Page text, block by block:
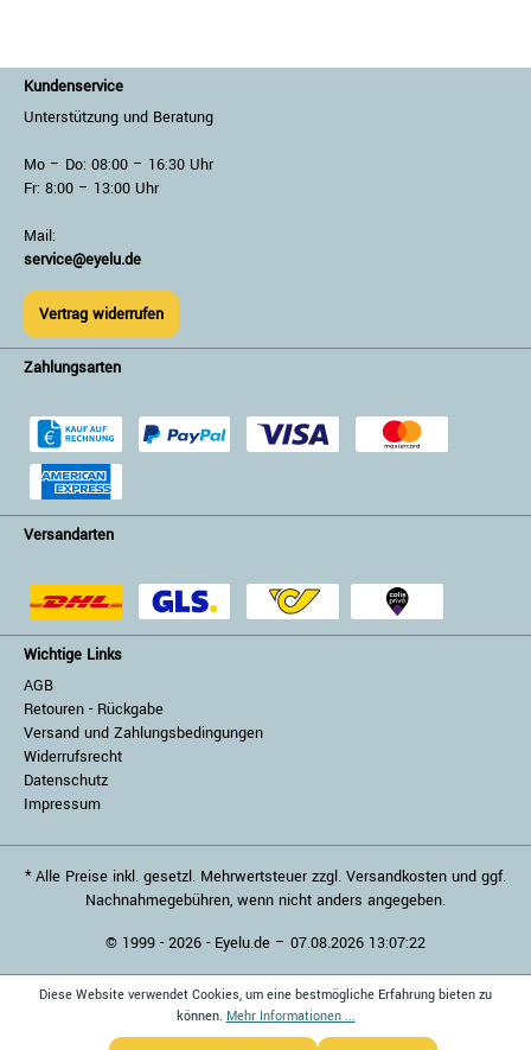
Kundenservice
Unterstützung und Beratung
Mo – Do: 08:00 – 16:30 Uhr
Fr: 8:00 – 13:00 Uhr
Mail:
service@eyelu.de
Vertrag widerrufen
Zahlungsarten
Versandarten
Wichtige Links
AGB
Retouren - Rückgabe
Versand und Zahlungsbedingungen
Widerrufsrecht
Datenschutz
Impressum
* Alle Preise inkl. gesetzl. Mehrwertsteuer zzgl. Versandkosten und ggf.
Nachnahmegebühren, wenn nicht anders angegeben.
© 1999 - 2026 - Eyelu.de – 07.08.2026 13:07:22
Diese Website verwendet Cookies, um eine bestmögliche Erfahrung bieten zu
können. Mehr Informationen ...